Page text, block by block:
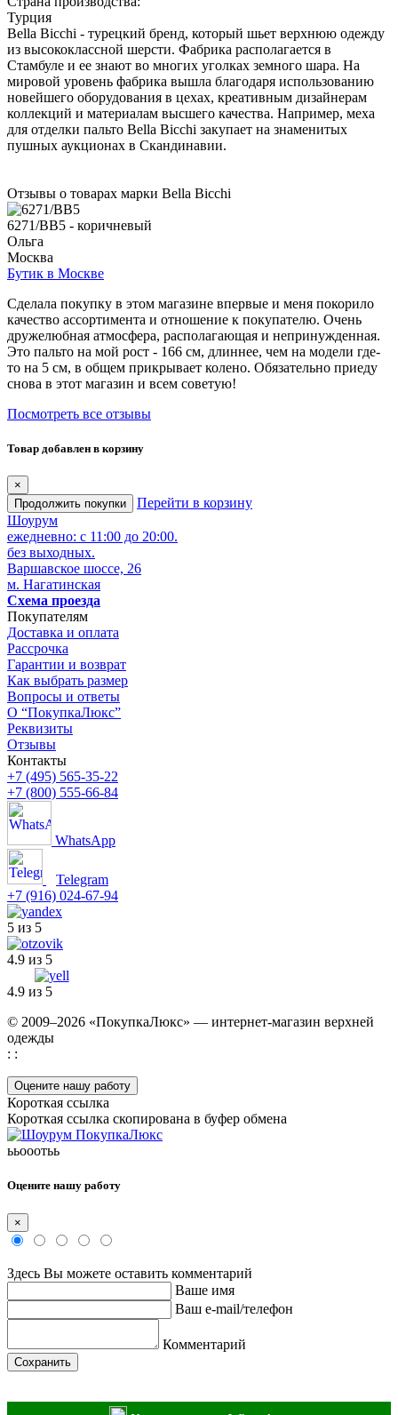
Турция
Bella Bicchi - турецкий бренд, который шьет верхнюю одежду
из высококлассной шерсти. Фабрика располагается в
Стамбуле и ее знают во многих уголках земного шара. На
мировой уровень фабрика вышла благодаря использованию
новейшего оборудования в цехах, креативным дизайнерам
коллекций и материалам высшего качества. Например, меха
для отделки пальто Bella Bicchi закупает на знаменитых
пушных аукционах в Скандинавии.
Отзывы о товарах марки Bella Bicchi
6271/BB5 - коричневый
Ольга
Москва
Бутик в Москве
Сделала покупку в этом магазине впервые и меня покорило
качество ассортимента и отношение к покупателю. Очень
дружелюбная атмосфера, располагающая и непринужденная.
Это пальто на мой рост - 166 см, длиннее, чем на модели где-
то на 5 см, в общем прикрывает колено. Обязательно приеду
снова в этот магазин и всем советую!
Посмотреть все отзывы
Товар добавлен в корзину
×
Продолжить покупки
Перейти в корзину
Шоурум
ежедневно: с 11:00 до 20:00.
без выходных.
Варшавское шоссе, 26
м. Нагатинская
Схема проезда
Покупателям
Доставка и оплата
Рассрочка
Гарантии и возврат
Как выбрать размер
Вопросы и ответы
О “ПокупкаЛюкс”
Реквизиты
Отзывы
Контакты
+7 (495) 565-35-22
+7 (800) 555-66-84
WhatsApp
Telegram
+7 (916) 024-67-94
5 из 5
4.9 из 5
4.9 из 5
© 2009–2026 «ПокупкаЛюкс» — интернет-магазин верхней
одежды
: :
Оцените нашу работу
Короткая ссылка
Короткая ссылка скопирована в буфер обмена
ььооотьь
Оцените нашу работу
×
Здесь Вы можете оставить комментарий
Ваше имя
Ваш e-mail/телефон
Комментарий
Сохранить